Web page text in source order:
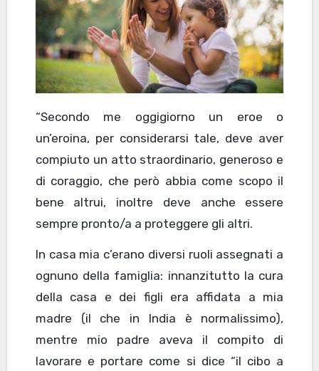
“Secondo me oggigiorno un eroe o
un’eroina, per considerarsi tale, deve aver
compiuto un atto straordinario, generoso e
di coraggio, che però abbia come scopo il
bene altrui, inoltre deve anche essere
sempre pronto/a a proteggere gli altri.
In casa mia c’erano diversi ruoli assegnati a
ognuno della famiglia: innanzitutto la cura
della casa e dei figli era affidata a mia
madre (il che in India è normalissimo),
mentre mio padre aveva il compito di
lavorare e portare come si dice “il cibo a